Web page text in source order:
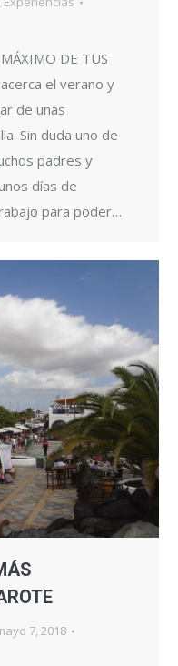
DE TUS
el verano y
de unas
Sin duda uno de
padres y
días de
para poder…
7, 2018